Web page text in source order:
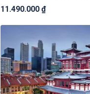
nhiên trước sự văn minh đô
những điểm đến nổi tiếng
lượng dịch vụ cao, 100% quý
khi trải nghiệm.
11.490.000 ₫